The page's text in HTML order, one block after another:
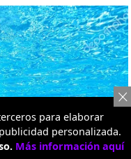
para elaborar
personalizada.
Más información aquí